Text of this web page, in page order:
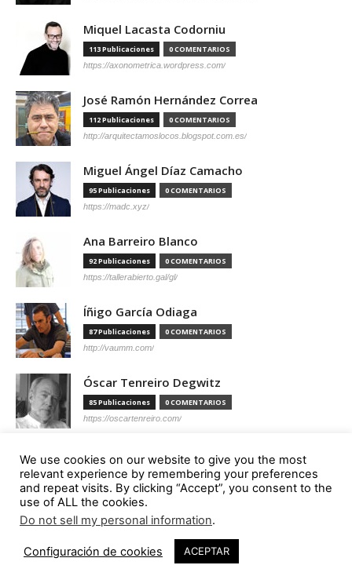
Miquel Lacasta Codorniu
113 Publicaciones 0 COMENTARIOS
https://axonometrica.wordpress.com/
José Ramón Hernández Correa
112 Publicaciones 0 COMENTARIOS
http://arquitectamoslocos.blogspot.com.es/
Miguel Ángel Díaz Camacho
95 Publicaciones 0 COMENTARIOS
https://madc.xyz/
Ana Barreiro Blanco
92 Publicaciones 0 COMENTARIOS
https://tallerabierto.gal/gl/
Íñigo García Odiaga
87 Publicaciones 0 COMENTARIOS
http://vaumm.com/
Óscar Tenreiro Degwitz
85 Publicaciones 0 COMENTARIOS
https://oscartenreiro.com/
Antonio S. Río Vázquez
57 Publicaciones 0 COMENTARIOS
https://asrv.es/
Marcelo Gardinetti
https://marcelogardinetti.com/
We use cookies on our website to give you the most
relevant experience by remembering your preferences
and repeat visits. By clicking “Accept”, you consent to the
use of ALL the cookies.
Do not sell my personal information.
Configuración de cookies ACEPTAR